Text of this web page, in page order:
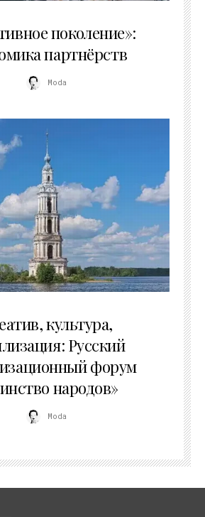
поколение»:
партнёрств
Moda
культура,
Русский
форум
народов»
Moda